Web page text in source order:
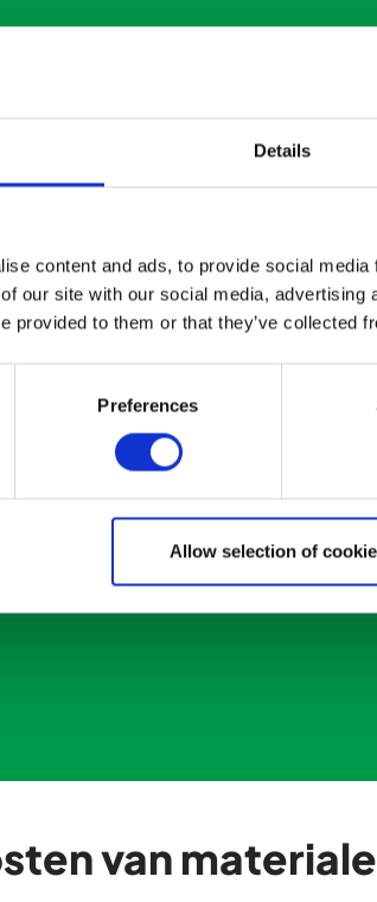
Details
content and ads, to provide social
our site with our social media,
provided to them or that they’ve collected
Preferences
Allow selection of
van